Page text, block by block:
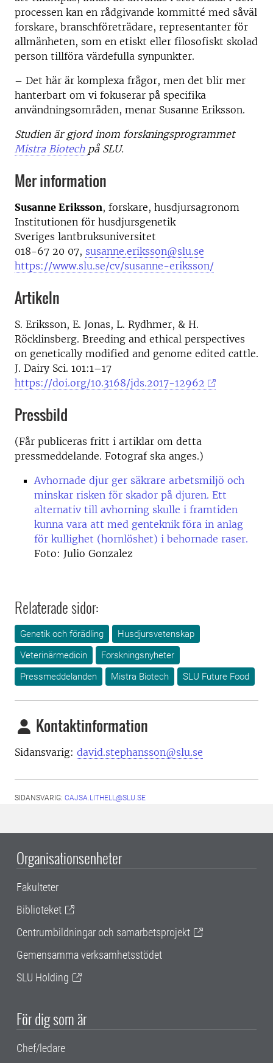
processen kan en rådgivande kommitté med såväl
forskare, branschföreträdare, representanter för
allmänheten, som en etiskt eller filosofiskt skolad
person tillföra värdefulla synpunkter.
– Det här är komplexa frågor, men det blir mer
hanterbart om vi fokuserar på specifika
användningsområden, menar Susanne Eriksson.
Studien är gjord inom forskningsprogrammet
Mistra Biotech på SLU.
Mer information
Susanne Eriksson, forskare, husdjursagronom
Institutionen för husdjursgenetik
Sveriges lantbruksuniversitet
018-67 20 07, susanne.eriksson@slu.se
https://www.slu.se/cv/susanne-eriksson/
Artikeln
S. Eriksson, E. Jonas, L. Rydhmer, & H.
Röcklinsberg. Breeding and ethical perspectives
on genetically modified and genome edited cattle.
J. Dairy Sci. 101:1–17
https://doi.org/10.3168/jds.2017-12962
Pressbild
(Får publiceras fritt i artiklar om detta
pressmeddelande. Fotograf ska anges.)
Avhornade djur ger säkrare arbetsmiljö och
minskar risken för skador på djuren. Ett
alternativ till avhorning skulle i framtiden
kunna vara att med genteknik föra in anlag
för kullighet (hornlöshet) i behornade raser.
Foto: Julio Gonzalez
Relaterade sidor:
Genetik och förädling
Husdjursvetenskap
Veterinärmedicin
Forskningsnyheter
Pressmeddelanden
Mistra Biotech SLU Future Food
Kontaktinformation
Sidansvarig: david.stephansson@slu.se
SIDANSVARIG: CAJSA.LITHELL@SLU.SE
Organisationsenheter
Fakulteter
Biblioteket
Centrumbildningar och samarbetsprojekt
Gemensamma verksamhetsstödet
SLU Holding
För dig som är
Chef/ledare